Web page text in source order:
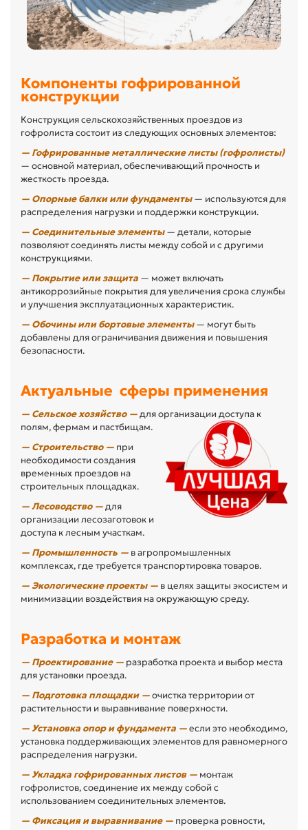
Компоненты гофрированной
конструкции
Конструкция сельскохозяйственных проездов из
гофролиста состоит из следующих основных элементов:
— Гофрированные металлические листы (гофролисты)
— основной материал, обеспечивающий прочность и
жесткость проезда.
— Опорные балки или фундаменты— используются для
распределения нагрузки и поддержки конструкции.
— Соединительные элементы— детали, которые
позволяют соединять листы между собой и с другими
конструкциями.
— Покрытие или защита — может включать
антикоррозийные покрытия для увеличения срока службы
и улучшения эксплуатационных характеристик.
— Обочины или бортовые элементы— могут быть
добавлены для ограничивания движения и повышения
безопасности.
Актуальные сферы применения
— Сельское хозяйство —для организации доступа к
полям, фермам и пастбищам.
— Строительство — при
необходимости создания
временных проездов на
строительных площадках.
— Лесоводство —для
организации лесозаготовок и
доступа к лесным участкам.
— Промышленность — в агропромышленных
комплексах, где требуется транспортировка товаров.
— Экологические проекты — в целях защиты экосистем и
минимизации воздействия на окружающую среду.
Разработка и монтаж
— Проектирование — разработка проекта и выбор места
для установки проезда.
— Подготовка площадки —очистка территории от
растительности и выравнивание поверхности.
— Установка опор и фундамента —если это необходимо,
установка поддерживающих элементов для равномерного
распределения нагрузки.
— Укладка гофрированных листов — монтаж
гофролистов, соединение их между собой с
использованием соединительных элементов.
— Фиксация и выравнивание — проверка ровности,